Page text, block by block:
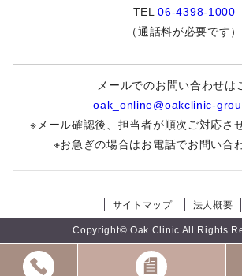
先進医療「ネオセルフ抗体検査」について
男性不妊外来 日程変更のお知らせ（梅田）
通院中の患者様へ
オーク会不妊ブログ
TEL06-4398-1000
（通話料が必要です）
メールでのお問い合わせは
oak_online@oakclinic-
※メール確認後、担当者が順次ご対応さ
※お急ぎの場合はお電話でお問い合
サイトマップ 法人概要
Copyright© Oak Clinic All Rights